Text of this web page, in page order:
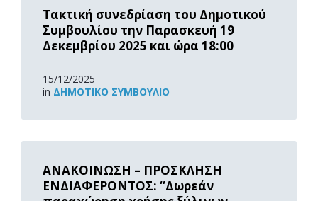
Τακτική συνεδρίαση του Δημοτικού
Συμβουλίου την Παρασκευή 19
Δεκεμβρίου 2025 και ώρα 18:00
15/12/2025
in ΔΗΜΟΤΙΚΌ ΣΥΜΒΟΎΛΙΟ
ΑΝΑΚΟΙΝΩΣΗ – ΠΡΟΣΚΛΗΣΗ
ΕΝΔΙΑΦΕΡΟΝΤΟΣ: “Δωρεάν
Read